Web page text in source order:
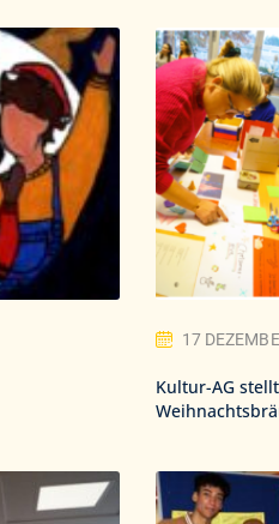
17
Kultur-AG